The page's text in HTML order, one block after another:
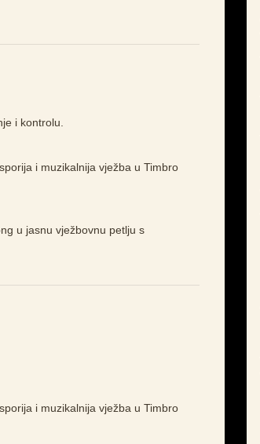
i kontrolu.
i muzikalnija vježba u Timbro
u jasnu vježbovnu petlju s
i muzikalnija vježba u Timbro